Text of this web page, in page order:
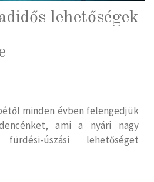
lehetőségek
minden évben felengedjük
ami a nyári nagy
úszási lehetőséget